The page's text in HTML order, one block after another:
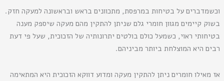
וכשמדברים על בטיחות במרפסת, מתכוונים בראש ובראשונה למעקה חזק.
בשוק קיימים מגוון חומרי גלם שניתן להתקין מהם מעקה שיספק מענה
בטיחותי ראוי, כשמעל כולם בולטים יתרונותיה של הזכוכית, שעל פי דעת
רבים היא המוצלחת ביותר מביניהם.
אז מאילו חומרים ניתן להתקין מעקה ומדוע דווקא הזכוכית היא המתאימה